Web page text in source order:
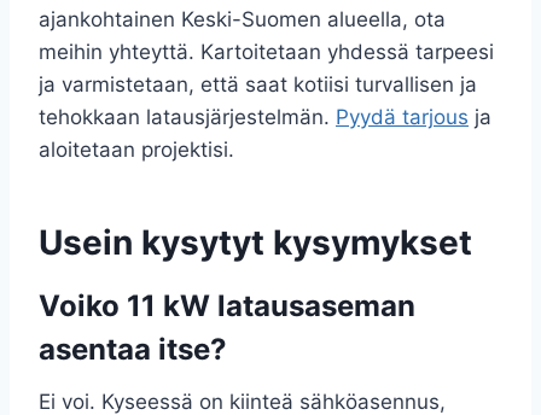
ajankohtainen Keski-Suomen alueella, ota
meihin yhteyttä. Kartoitetaan yhdessä tarpeesi
ja varmistetaan, että saat kotiisi turvallisen ja
tehokkaan latausjärjestelmän. Pyydä tarjous ja
aloitetaan projektisi.
Usein kysytyt kysymykset
Voiko 11 kW latausaseman
asentaa itse?
Ei voi. Kyseessä on kiinteä sähköasennus,